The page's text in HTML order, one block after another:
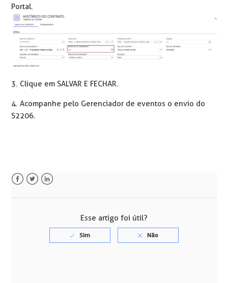
Portal.
3. Clique em SALVAR E FECHAR.
4. Acompanhe pelo Gerenciador de eventos o envio do
S2206.
Esse artigo foi útil?